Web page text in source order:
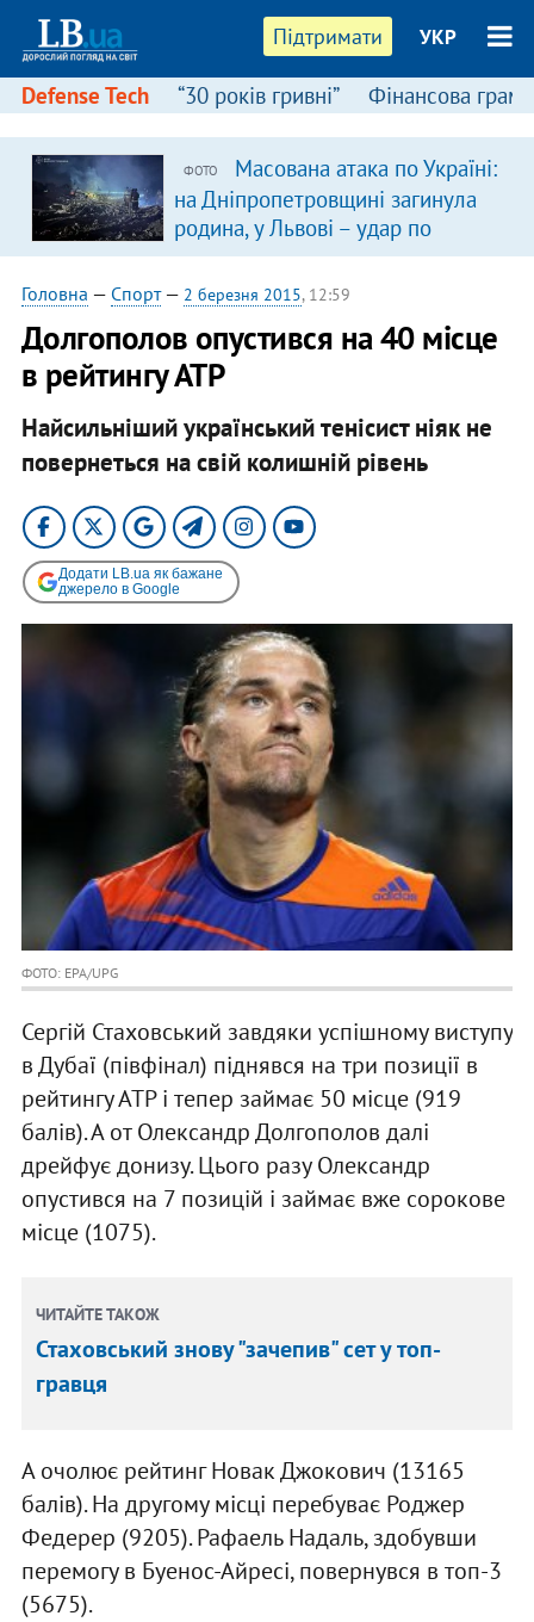
Підтримати УКР
Defense Tech “30 років гривні” Фінансова
ФОТО
Масована атака по Україні:
на Дніпропетровщині загинула
родина, у Львові – удар по
багатоповерхівках
(доповнюється)
Головна — Спорт— 2 березня 2015, 12:59
Долгополов опустився на 40 місце
в рейтингу АТР
Найсильніший український тенісист ніяк не
повернеться на свій колишній рівень
Додати LB.ua як бажане
джерело в Google
ФОТО: EPA/UPG
Сергій Стаховський завдяки успішному виступу
в Дубаї (півфінал) піднявся на три позиції в
рейтингу АТР і тепер займає 50 місце (919
балів). А от Олександр Долгополов далі
дрейфує донизу. Цього разу Олександр
опустився на 7 позицій і займає вже сорокове
місце (1075).
ЧИТАЙТЕ ТАКОЖ
Стаховський знову "зачепив" сет у топ-
гравця
А очолює рейтинг Новак Джокович (13165
балів). На другому місці перебуває Роджер
Федерер (9205). Рафаель Надаль, здобувши
перемогу в Буенос-Айресі, повернувся в топ-3
(5675).